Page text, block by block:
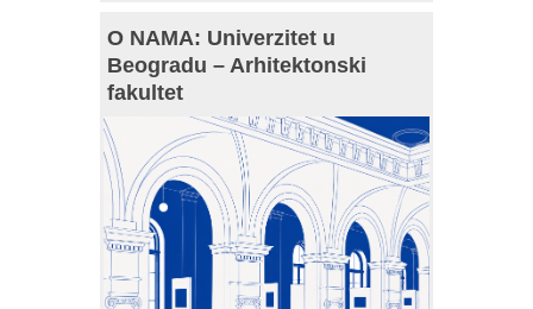
O NAMA: Univerzitet u
Beogradu – Arhitektonski
fakultet